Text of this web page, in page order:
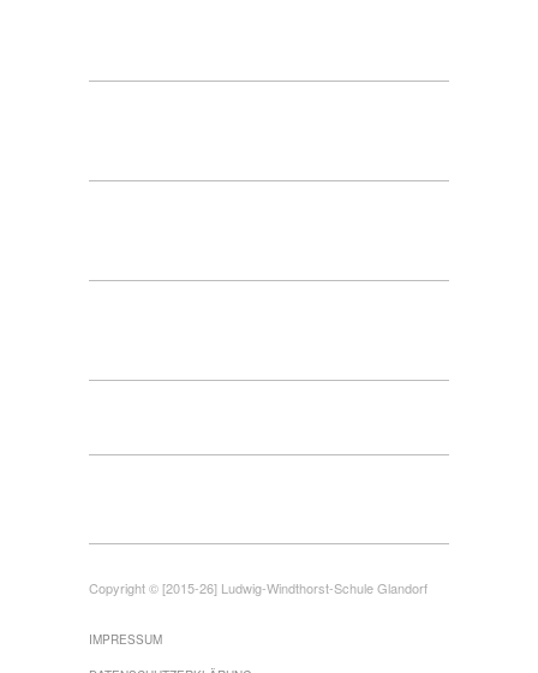
Copyright © [2015-26] Ludwig-Windthorst-Schule Glandorf
IMPRESSUM